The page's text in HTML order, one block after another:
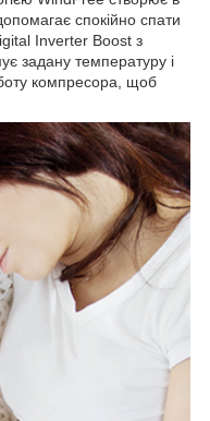
спокійно спати
Inverter Boost з
задану температуру і
компресора, щоб